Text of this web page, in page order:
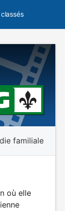
familiale
où elle